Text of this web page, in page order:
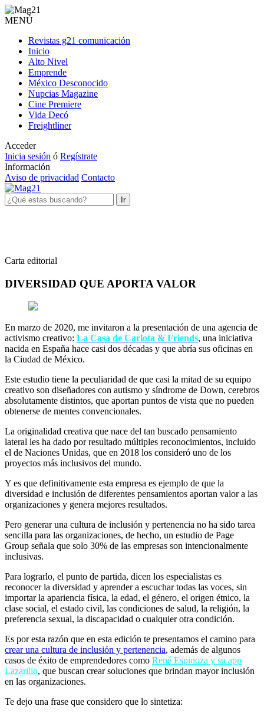
MENÚ
Revistas g21 comunicación
Inicio
Alto Nivel
Emprende
México Desconocido
Nupcias Magazine
Cine Premiere
Vida Decó
Freightliner
Acceder
Inicia sesión ó Regístrate
Información
Aviso de privacidad Contacto
Ir
Carta editorial
DIVERSIDAD QUE APORTA VALOR
En marzo de 2020, me invitaron a la presentación de una agencia de
activismo creativo: La Casa de Carlota & Friends, una iniciativa
nacida en España hace casi dos décadas y que abría sus oficinas en
la Ciudad de México.
Este estudio tiene la peculiaridad de que casi la mitad de su equipo
creativo son diseñadores con autismo y síndrome de Down, cerebros
absolutamente distintos, que aportan puntos de vista que no pueden
obtenerse de mentes convencionales.
La originalidad creativa que nace del tan buscado pensamiento
lateral les ha dado por resultado múltiples reconocimientos, incluido
el de Naciones Unidas, que en 2018 los consideró uno de los
proyectos más inclusivos del mundo.
Y es que definitivamente esta empresa es ejemplo de que la
diversidad e inclusión de diferentes pensamientos aportan valor a las
organizaciones y genera mejores resultados.
Pero generar una cultura de inclusión y pertenencia no ha sido tarea
sencilla para las organizaciones, de hecho, un estudio de Page
Group señala que solo 30% de las empresas son intencionalmente
inclusivas.
Para lograrlo, el punto de partida, dicen los especialistas es
reconocer la diversidad y aprender a escuchar todas las voces, sin
importar la apariencia física, la edad, el género, el origen étnico, la
clase social, el estado civil, las condiciones de salud, la religión, la
preferencia sexual, la discapacidad o cualquier otra condición.
Es por esta razón que en esta edición te presentamos el camino para
crear una cultura de inclusión y pertenencia, además de algunos
casos de éxito de emprendedores como René Espinoza y su app
Lazarillo, que buscan crear soluciones que brindan mayor inclusión
en las organizaciones.
Te dejo una frase que considero que lo sintetiza: